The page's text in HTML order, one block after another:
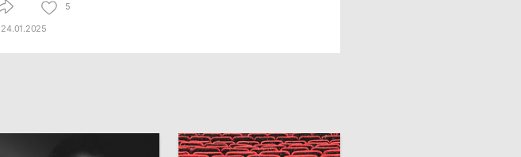
5
24.01.2025